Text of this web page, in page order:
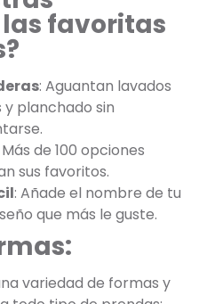
favoritas
: Aguantan lavados
planchado sin
Más de 100 opciones
sus favoritos.
: Añade el nombre de tu
que más le guste.
variedad de formas y